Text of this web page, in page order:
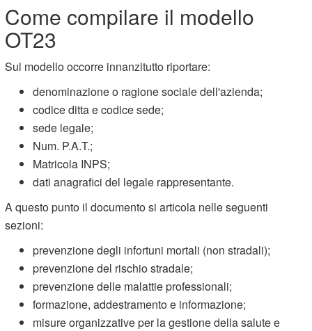
Come compilare il modello
OT23
Sul modello occorre innanzitutto riportare:
denominazione o ragione sociale dell'azienda;
codice ditta e codice sede;
sede legale;
Num. P.A.T.;
Matricola INPS;
dati anagrafici del legale rappresentante.
A questo punto il documento si articola nelle seguenti
sezioni:
prevenzione degli infortuni mortali (non stradali);
prevenzione del rischio stradale;
prevenzione delle malattie professionali;
formazione, addestramento e informazione;
misure organizzative per la gestione della salute e